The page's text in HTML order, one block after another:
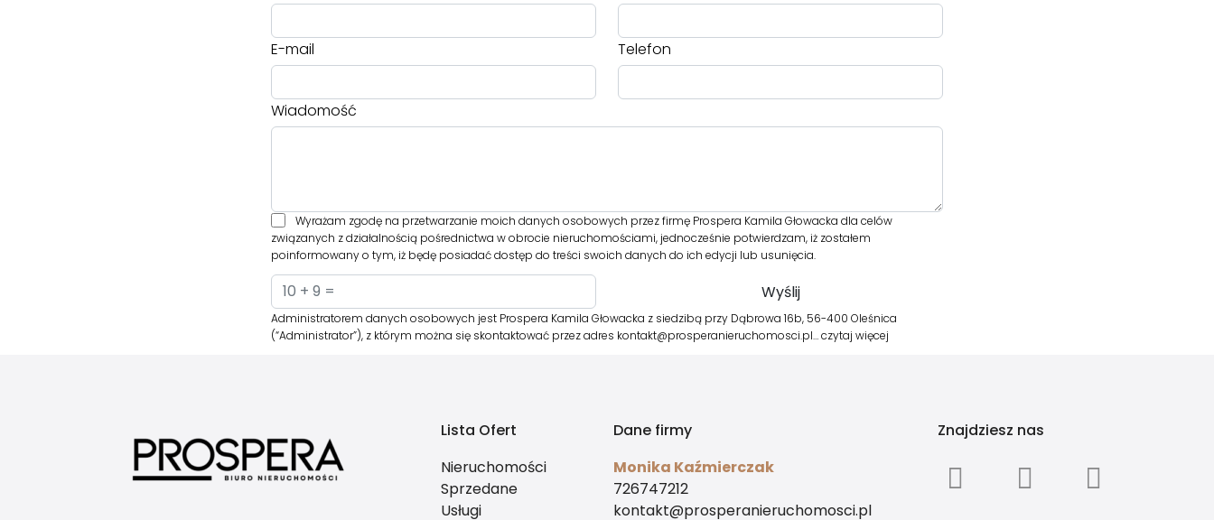
E-mail Telefon
Wiadomość
Wyrażam zgodę na przetwarzanie moich danych osobowych przez firmę Prospera Kamila Głowacka dla celów
związanych z działalnością pośrednictwa w obrocie nieruchomościami, jednocześnie potwierdzam, iż zostałem
poinformowany o tym, iż będę posiadać dostęp do treści swoich danych do ich edycji lub usunięcia.
Administratorem danych osobowych jest Prospera Kamila Głowacka z siedzibą przy Dąbrowa 16b, 56-400 Oleśnica
(“Administrator”), z którym można się skontaktować przez adres kontakt@prosperanieruchomosci.pl…czytaj więcej
Lista Ofert
Nieruchomości
Sprzedane
Usługi
Dane firmy
Monika Kaźmierczak
726747212
kontakt@prosperanieruchomosci.pl
Znajdziesz nas